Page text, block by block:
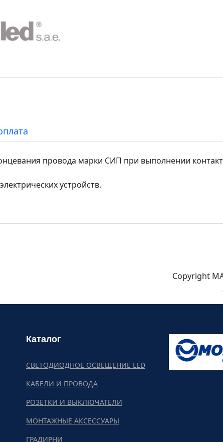
провода марки СИП при выполнении
устройств.
Copyright
Каталог
СВЕТОДИОДНОЕ ОСВЕЩЕНИЕ LED
КАБЕЛИ И ПРОВОДА
РОЗЕТКИ И ВЫКЛЮЧАТЕЛИ
МОНТАЖНЫЕ АКСЕССУАРЫ
ГРАДИРНИ